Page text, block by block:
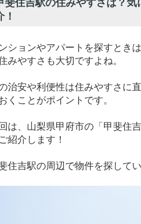
斐住吉駅の住みやすさは？
！
ションやアパートを探すとき
みやすさも大切ですよね。
治安や利便性は住みやすさに
くことがポイントです。
は、山梨県甲府市の「甲斐住
紹介します！
住吉駅の周辺で物件を探して